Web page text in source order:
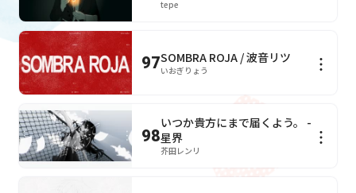
tepe
97SOMBRA ROJA / 波音リツ
いおぎりょう
98
いつか貴方にまで届くよう。 -
星界
芥田レンリ